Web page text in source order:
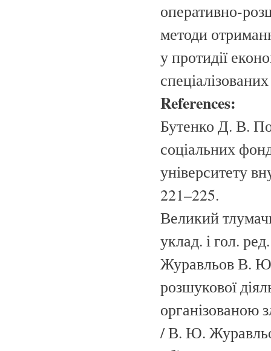
оперативно-
методи
у протидії
References:
Бутенко Д. В.
соціальних
університету
221–225.
Великий
уклад. і гол.
Журавльов В. Ю.
розшукової
організованою
/ В. Ю.